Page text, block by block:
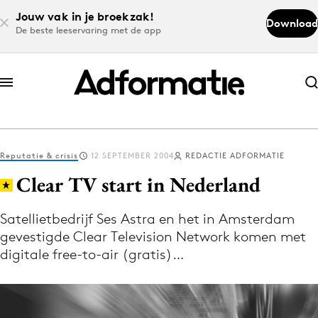
Jouw vak in je broekzak!
De beste leeservaring met de app
Download
Abonneer nu
Abonneer nu
Log in
Download de app
Volg het laatste nieuws via de Adformatie
Nieuws app
Reputatie & crisis 12 SEPTEMBER 2004 REDACTIE ADFORMATIE
Clear TV start in Nederland
Satellietbedrijf Ses Astra en het in Amsterdam
gevestigde Clear Television Network komen met
digitale free-to-air (gratis)…